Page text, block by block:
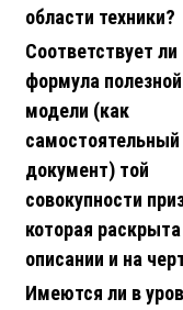
области техники?
Соответствует ли
формула полезной
модели (как
самостоятельный
документ) той
совокупности
которая
описании и на
Имеются ли в